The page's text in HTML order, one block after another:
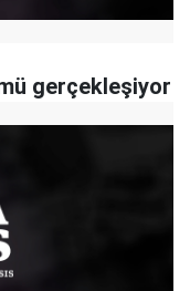
gerçekleşiyor